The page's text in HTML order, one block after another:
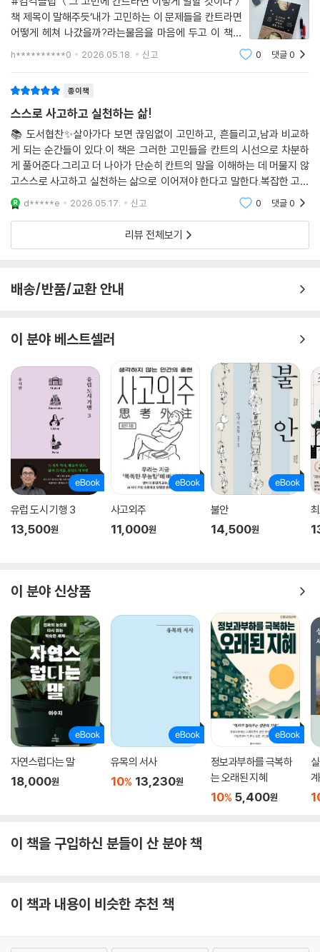
“인간을 언제나 목적으로 대하라”는 정언명령을 통해 관계의 본질을 고찰
한다. 악의 없는 배려가 관계의 실패로 이어지는 이유는 그 기준이 상대가
아닌 ‘나’에게 집중되어 있기 때문이다. 상대를 위한다는 명목으로 자신의
락시키는 일과 다름없다. 다정함은 타고난 성격이 아니라, 타인을 수단이
아닌 목적 그 자체로 대하려는 의지적 태도일 뿐이다. 관계의 품격은 겉으
로 드러나는 친절을 넘어, 나와 타인을 독립된 ‘목적’ 그 자체로 대우할 때
비로소 완성된다.
· 일의 가치란? 결과보다 중요한 ‘선의지’에 관하여
성과를 내지 못했을 때 우리는 쉽게 스스로의 능력을 의심한다. 일의 가치
가 오직 결과로만 환원되는 사회에서 칸트는 “어떤 마음으로 행했는가”를
묻는다. 능력이 부족해 실수를 반복하더라도 더 나아지기 위해 애쓰는 태
도, 즉 ‘마땅히 해야 할 바를 하려는 의지(선의지)’ 그 자체의 존엄에 주목
임했는가라는 과정과 태도의 문제로 전환하며 일의 가치를 재정의한다.
하는 핵심 원칙이다. 상황에 따라, 혹은 내 실수와 타인의 실수에 대해 서로
다른 잣대를 들이대는 모순은 자신에게만 유리한 기준을 허용하는 데서 비
롯된다. 당당한 삶은 특별한 확신이나 고집이 아니라, 누구에게나 보편적
으로 적용될 수 있는 기준에 스스로를 일치시키려는 노력에서 시작된다.
주관적 욕망이 아닌 보편적 원칙을 따를 때 인간은 흔들리지 않는 삶의 기
틀을 마련할 수 있다.
· 진정한 자유란? 삶의 주도권을 되찾는 법
칸트는 “자유는 마음대로 하는 상태가 아니다”라고 단언한다. 욕구나 감
스스로 판단하고 그 결과에 책임지는 주체성을 회복할 때, 인간은 혼란한
시대 속에서도 삶의 진정한 주도권을 거머쥘 수 있다.
책 제목이 말해주듯‘내가 고민하는 이 문제들을 칸트라면
어떻게 헤쳐 나갔을까?라는물음을 마음에 두고 이 책을
읽기 시작했다. 그리고 요즘의 내게 가장 큰 고민이 무엇
h**********0 2026.05.18. 신고 0 댓글0
종이책
스스로 사고하고 실천하는 삶!
📚 도서협찬✨살아가다 보면 끊임없이 고민하고, 흔들리고,남과 비교하
게 되는 순간들이 있다.이 책은 그러한 고민들을 칸트의 시선으로 차분하
게 풀어준다.그리고 더 나아가 단순히 칸트의 말을 이해하는 데 머물지 않
고스스로 사고하고 실천하는 삶으로 이어져야 한다고 말한다.복잡한 고민
속에서내 삶의 방향을 다시 정리해보고 싶을 때천천히 읽어보기 좋은 책이
다.
d*****e 2026.05.17. 신고 0 댓글0
리뷰 전체보기
배송/반품/교환 안내
이 분야 베스트셀러
유럽 도시 기행 3
13,500원
사고외주
11,000원
불안
14,500원
이 분야 신상품
자연스럽다는 말
18,000원
유목의 서사
10% 13,230원
정보과부하를 극복하
는 오래된 지혜
10% 5,400원
이 책을 구입하신 분들이 산 분야 책
이 책과 내용이 비슷한 추천 책